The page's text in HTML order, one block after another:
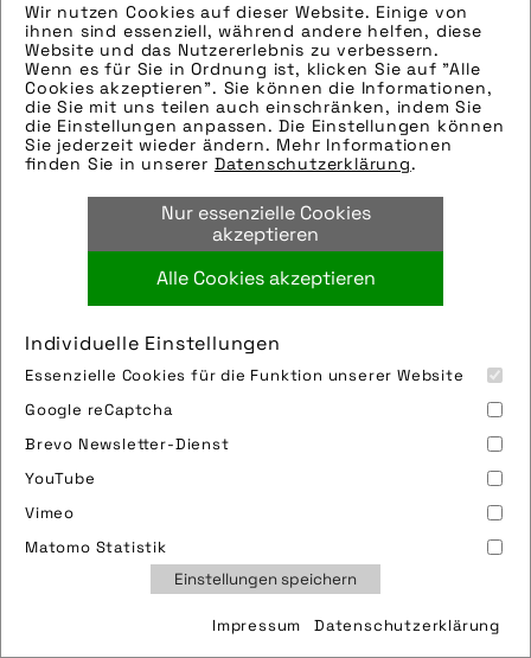
Wir nutzen Cookies auf dieser Website. Einige von
ihnen sind essenziell, während andere helfen, diese
Website und das Nutzererlebnis zu verbessern.
Wenn es für Sie in Ordnung ist, klicken Sie auf "Alle
Cookies akzeptieren". Sie können die Informationen,
die Sie mit uns teilen auch einschränken, indem Sie
die Einstellungen anpassen. Die Einstellungen können
Sie jederzeit wieder ändern. Mehr Informationen
finden Sie in unserer Datenschutzerklärung.
Nur essenzielle Cookies
akzeptieren
Alle Cookies akzeptieren
Individuelle Einstellungen
Essenzielle Cookies für die Funktion unserer Website
Google reCaptcha
Brevo Newsletter-Dienst
YouTube
Vimeo
Matomo Statistik
Einstellungen speichern
Impressum Datenschutzerklärung
Quelle/Source [´www.vaude.com | pd-f´]
Technik-Info:
Hinweise zur weiteren Recherche:
Modellname:
Hersteller: Vaude Sports
,beratung,shop,verkauf
Bild downloaden
Nutzungsbedingungen
Datenschutz
Cookies